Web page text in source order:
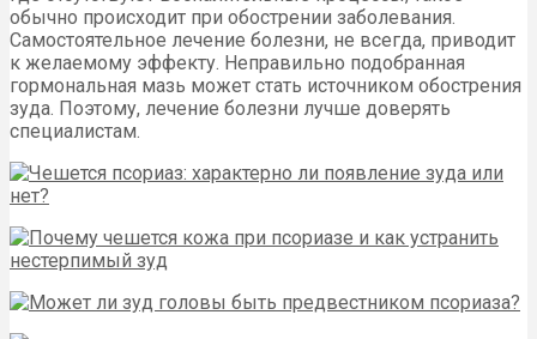
обычно происходит при обострении заболевания.
Самостоятельное лечение болезни, не всегда, приводит
к желаемому эффекту. Неправильно подобранная
гормональная мазь может стать источником обострения
зуда. Поэтому, лечение болезни лучше доверять
специалистам.